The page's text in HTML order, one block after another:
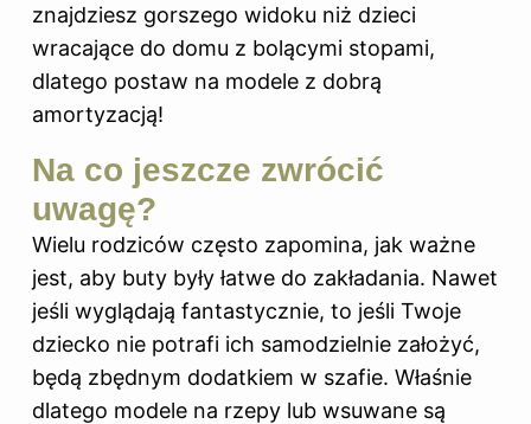
znajdziesz gorszego widoku niż dzieci
wracające do domu z bolącymi stopami,
dlatego postaw na modele z dobrą
amortyzacją!
Na co jeszcze zwrócić
uwagę?
Wielu rodziców często zapomina, jak ważne
jest, aby buty były łatwe do zakładania. Nawet
jeśli wyglądają fantastycznie, to jeśli Twoje
dziecko nie potrafi ich samodzielnie założyć,
będą zbędnym dodatkiem w szafie. Właśnie
dlatego modele na rzepy lub wsuwane są